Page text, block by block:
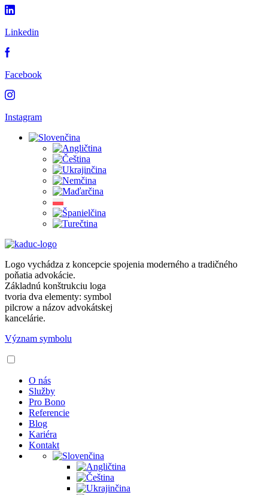
Linkedin
Facebook
Instagram
Logo vychádza z koncepcie spojenia moderného a tradičného
poňatia advokácie.
Základnú konštrukciu loga
tvoria dva elementy: symbol
pilcrow a názov advokátskej
kancelárie.
Význam symbolu
O nás
Služby
Pro Bono
Referencie
Blog
Kariéra
Kontakt